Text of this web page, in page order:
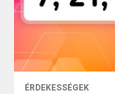
ÉRDEKESSÉGEK